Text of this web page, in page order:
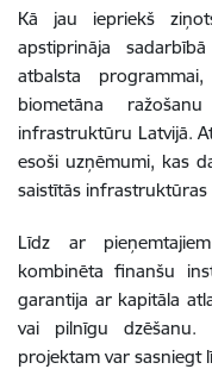
Kā jau iepriekš
apstiprināja
atbalsta
biometāna
infrastruktūru Latvijā.
esoši uzņēmumi, kas
saistītās infrastruktūras
Līdz ar
kombinēta finanšu
garantija ar kapitāla
vai pilnīgu dzēšanu.
projektam var sasniegt